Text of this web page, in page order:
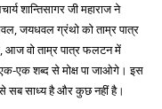
शान्तिसागर जी महाराज ने
जयधवल ग्रंथो को ताम्र पात्र
आज वो ताम्र पात्र फलटन में
एक-एक शब्द से मोक्ष पा जाओगे। इस
से सब साध्य है और कुछ नहीं है।